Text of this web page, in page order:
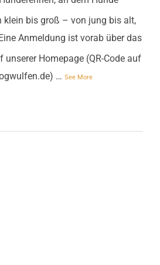
klein bis groß – von jung bis alt,
Anmeldung ist vorab über das
Homepage (QR-Code auf
… See More